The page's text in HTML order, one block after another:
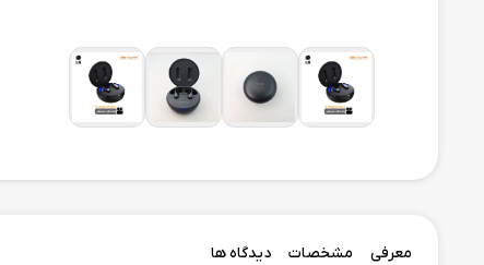
معرفی مشخصات دیدگاه ها